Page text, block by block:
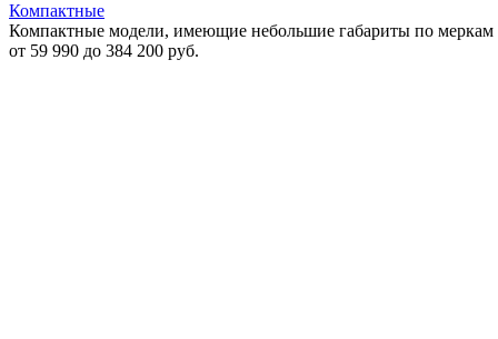
Компактные
Компактные модели, имеющие небольшие габариты по меркам
от 59 990 до 384 200 руб.